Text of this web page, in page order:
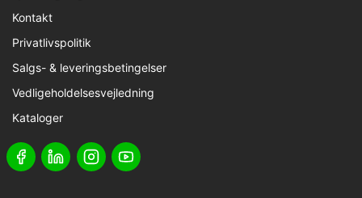
Kontakt
Privatlivspolitik
Salgs- & leveringsbetingelser
Vedligeholdelsesvejledning
Kataloger